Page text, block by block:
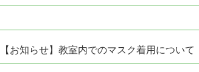
【お知らせ】教室内でのマスク着用について